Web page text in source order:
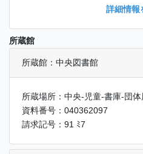
詳細情報
所蔵館
所蔵館：中央図書館
所蔵場所：中央-児童-書庫-団体
資料番号：040362097
請求記号：91 ﾐ7